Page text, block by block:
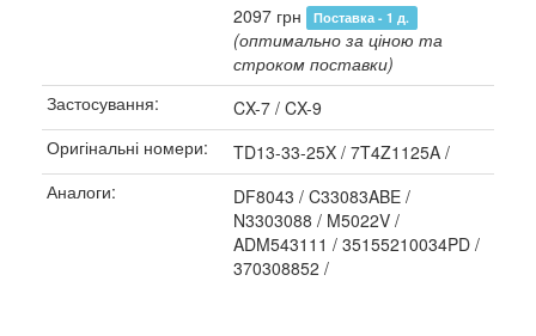
2097 грн
Поставка - 1 д.
(оптимально за ціною та
строком поставки)
Застосування:
CX-7 / CX-9
Оригінальні номери:
TD13-33-25X / 7T4Z1125A /
Аналоги:
DF8043 / C33083ABE /
N3303088 / M5022V /
ADM543111 / 35155210034PD /
370308852 /